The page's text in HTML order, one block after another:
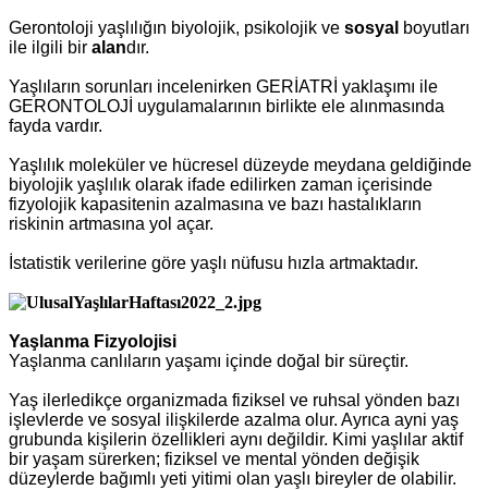
Gerontoloji yaşlılığın biyolojik, psikolojik ve sosyal boyutları
ile ilgili bir alandır.
Yaşlıların sorunları incelenirken GERİATRİ yaklaşımı ile
GERONTOLOJİ uygulamalarının birlikte ele alınmasında
fayda vardır.
Yaşlılık moleküler ve hücresel düzeyde meydana geldiğinde
biyolojik yaşlılık olarak ifade edilirken zaman içerisinde
fizyolojik kapasitenin azalmasına ve bazı hastalıkların
riskinin artmasına yol açar.
İstatistik verilerine göre yaşlı nüfusu hızla artmaktadır.
Yaşlanma Fizyolojisi
Yaşlanma canlıların yaşamı içinde doğal bir süreçtir.
Yaş ilerledikçe organizmada fiziksel ve ruhsal yönden bazı
işlevlerde ve sosyal ilişkilerde azalma olur. Ayrıca ayni yaş
grubunda kişilerin özellikleri aynı değildir. Kimi yaşlılar aktif
bir yaşam sürerken; fiziksel ve mental yönden değişik
düzeylerde bağımlı yeti yitimi olan yaşlı bireyler de olabilir.